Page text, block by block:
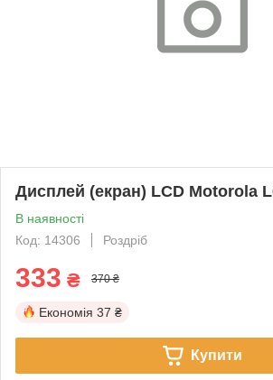
Дисплей (екран) LCD Motorola
В наявності
Код: 14306
Роздріб
333 ₴ 370 ₴
Економія 37 ₴
Купити